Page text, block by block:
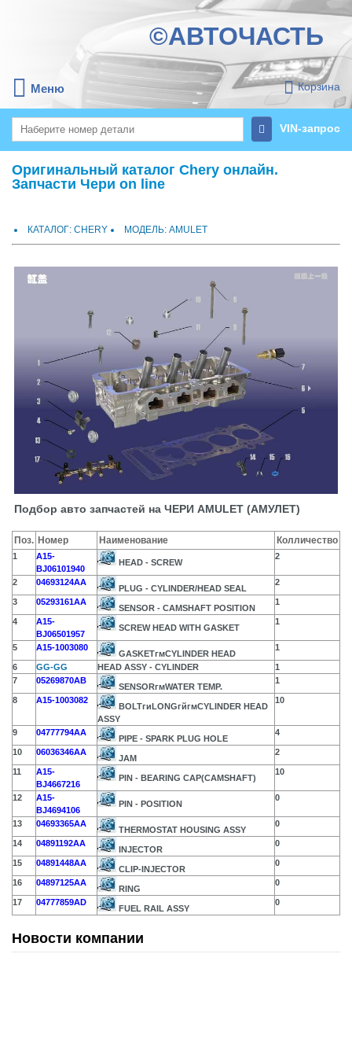
©АВТОЧАСТЬ
Меню Корзина
VIN-запрос
Оригинальный каталог Chery онлайн.
Запчасти Чери on line
КАТАЛОГ: CHERY МОДЕЛЬ: AMULET
Подбор авто запчастей на ЧЕРИ AMULET (АМУЛЕТ)
Поз. Номер Наименование Колличество
1
A15-
BJ06101940
HEAD - SCREW
2
2 04693124AA
PLUG - CYLINDER/HEAD SEAL
2
3 05293161AA
SENSOR - CAMSHAFT POSITION
1
4
A15-
BJ06501957
SCREW HEAD WITH GASKET
1
5 A15-1003080
GASKETгмCYLINDER HEAD
1
6 GG-GG HEAD ASSY - CYLINDER
1
7
05269870AB
SENSORгмWATER TEMP.
1
8 A15-1003082
BOLTгиLONGгйгмCYLINDER HEAD
ASSY
10
9 04777794AA
PIPE - SPARK PLUG HOLE
4
10 06036346AA
JAM
2
11
A15-
BJ4667216
PIN - BEARING CAP(CAMSHAFT)
10
12
A15-
BJ4694106
PIN - POSITION
0
13 04693365AA
THERMOSTAT HOUSING ASSY
0
14 04891192AA
INJECTOR
0
15 04891448AA
CLIP-INJECTOR
0
16 04897125AA
RING
0
17 04777859AD
FUEL RAIL ASSY
0
Новости компании